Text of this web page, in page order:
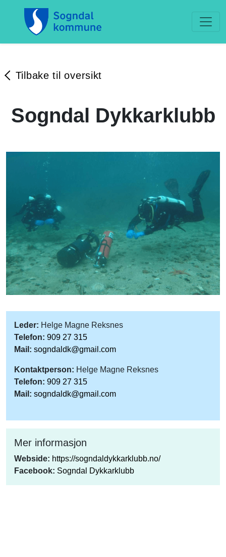
Tilbake til oversikt
Sogndal Dykkarklubb
Leder: Helge Magne Reksnes
Telefon: 909 27 315
Mail: sogndaldk@gmail.com
Kontaktperson: Helge Magne Reksnes
Telefon: 909 27 315
Mail: sogndaldk@gmail.com
Mer informasjon
Webside: https://sogndaldykkarklubb.no/
Facebook: Sogndal Dykkarklubb